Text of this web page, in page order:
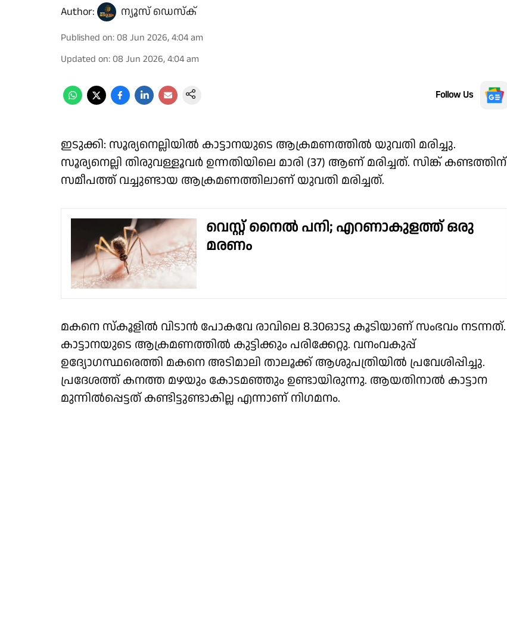
Author: ന്യൂസ് ഡെസ്ക്
Published on: 08 Jun 2026, 4:04 am
Updated on: 08 Jun 2026, 4:04 am
Follow Us
ഇടുക്കി: സൂര്യനെല്ലിയിൽ കാട്ടാനയുടെ ആക്രമണത്തിൽ യുവതി മരിച്ചു.
സൂര്യനെല്ലി തിരുവള്ളൂവർ ഉന്നതിയിലെ മാരി (37) ആണ് മരിച്ചത്. സിങ്ക് കണ്ടത്തിന്
സമീപത്ത് വച്ചുണ്ടായ ആക്രമണത്തിലാണ് യുവതി മരിച്ചത്.
വെസ്റ്റ് നൈൽ പനി; എറണാകുളത്ത് ഒരു
മരണം
മകനെ സ്‌കൂളിൽ വിടാൻ പോകവേ രാവിലെ 8.30ഓടു കൂടിയാണ് സംഭവം നടന്നത്.
കാട്ടാനയുടെ ആക്രമണത്തിൽ കുട്ടിക്കും പരിക്കേറ്റു. വനംവകുപ്പ്
ഉദ്യോഗസ്ഥരെത്തി മകനെ അടിമാലി താലൂക്ക് ആശുപത്രിയിൽ പ്രവേശിപ്പിച്ചു.
പ്രദേശത്ത് കനത്ത മഴയും കോടമഞ്ഞും ഉണ്ടായിരുന്നു. ആയതിനാൽ കാട്ടാന
മുന്നിൽപ്പെട്ടത് കണ്ടിട്ടുണ്ടാകില്ല എന്നാണ് നിഗമനം.